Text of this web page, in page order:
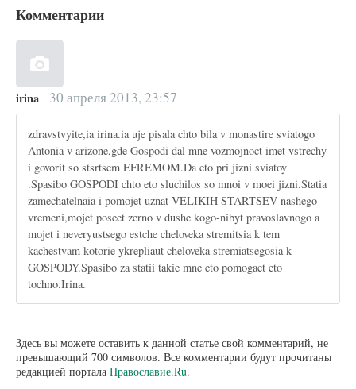
Комментарии
irina 30 апреля 2013, 23:57
zdravstvyite,ia irina.ia uje pisala chto bila v monastire sviatogo
Antonia v arizone,gde Gospodi dal mne vozmojnoct imet vstrechy
i govorit so stsrtsem EFREMOM.Da eto pri jizni sviatoy
.Spasibo GOSPODI chto eto sluchilos so mnoi v moei jizni.Statia
zamechatelnaia i pomojet uznat VELIKIH STARTSEV nashego
vremeni,mojet poseet zerno v dushe kogo-nibyt pravoslavnogo a
mojet i neveryustsego estche cheloveka stremitsia k tem
kachestvam kotorie ykrepliaut cheloveka stremiatsegosia k
GOSPODY.Spasibo za statii takie mne eto pomogaet eto
tochno.Irina.
Здесь вы можете оставить к данной статье свой комментарий, не
превышающий 700 символов. Все комментарии будут прочитаны
редакцией портала Православие.Ru.